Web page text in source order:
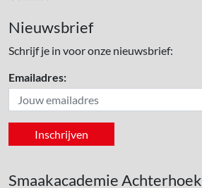
Nieuwsbrief
Schrijf je in voor onze nieuwsbrief:
Emailadres:
Smaakacademie Achterhoek